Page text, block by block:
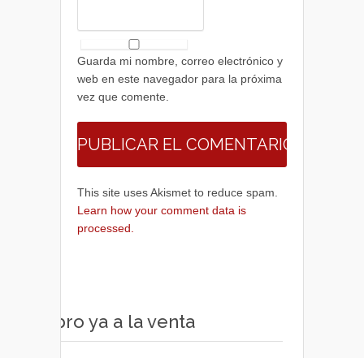
Guarda mi nombre, correo electrónico y
web en este navegador para la próxima
vez que comente.
This site uses Akismet to reduce spam.
Learn how your comment data is
processed.
Libro ya a la venta